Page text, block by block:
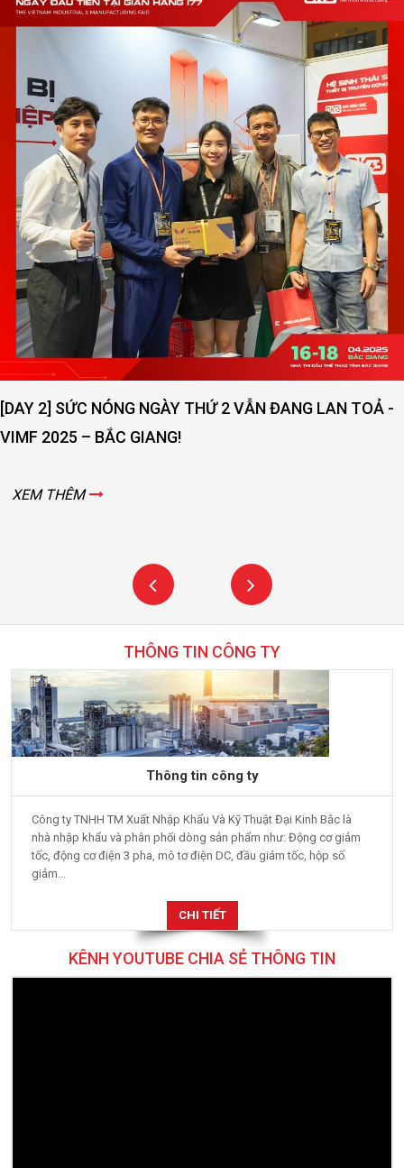
[DAY 2] SỨC NÓNG NGÀY THỨ 2 VẪN ĐANG LAN TOẢ -
VIMF 2025 – BẮC GIANG!
XEM THÊM
THÔNG TIN CÔNG TY
Thông tin công ty
Công ty TNHH TM Xuất Nhập Khẩu Và Kỹ Thuật Đại Kinh Bắc là
nhà nhập khẩu và phân phối dòng sản phẩm như: Động cơ giảm
tốc, động cơ điện 3 pha, mô tơ điện DC, đầu giảm tốc, hộp số
giảm...
CHI TIẾT
KÊNH YOUTUBE CHIA SẺ THÔNG TIN